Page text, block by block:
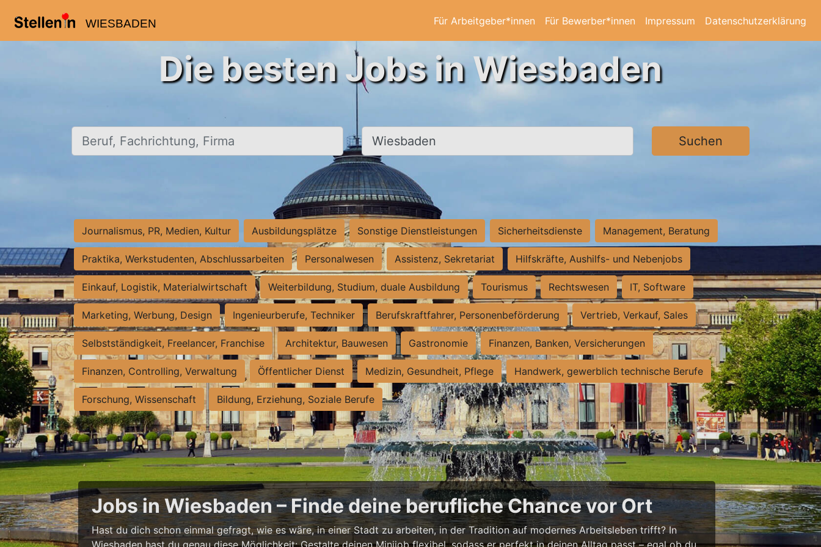
WIESBADEN Für Arbeitgeber*innen Für Bewerber*innen Impressum Datenschutzerklärung
Die besten Jobs in Wiesbaden
Beruf, Fachrichtung, Firma Ort, Stadt Suchen
Journalismus, PR, Medien, Kultur Ausbildungsplätze Sonstige Dienstleistungen Sicherheitsdienste Management, Beratung
Praktika, Werkstudenten, Abschlussarbeiten Personalwesen Assistenz, Sekretariat Hilfskräfte, Aushilfs- und Nebenjobs
Einkauf, Logistik, Materialwirtschaft Weiterbildung, Studium, duale Ausbildung Tourismus Rechtswesen IT, Software
Marketing, Werbung, Design Ingenieurberufe, Techniker Berufskraftfahrer, Personenbeförderung Vertrieb, Verkauf, Sales
Selbstständigkeit, Freelancer, Franchise Architektur, Bauwesen Gastronomie Finanzen, Banken, Versicherungen
Finanzen, Controlling, Verwaltung Öffentlicher Dienst Medizin, Gesundheit, Pflege Handwerk, gewerblich technische Berufe
Forschung, Wissenschaft Bildung, Erziehung, Soziale Berufe
Jobs in Wiesbaden – Finde deine berufliche Chance vor Ort
Hast du dich schon einmal gefragt, wie es wäre, in einer Stadt zu arbeiten, in der Tradition auf modernes Arbeitsleben trifft? In